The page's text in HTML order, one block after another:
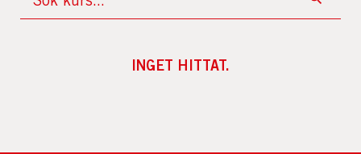
INGET HITTAT.